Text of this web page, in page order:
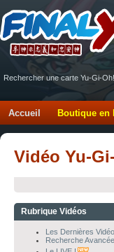
Rechercher une carte Yu-Gi-
Accueil Boutique en
Vidéo Yu-
Rubrique Vidéos
Les Dernières
Recherche Avancée